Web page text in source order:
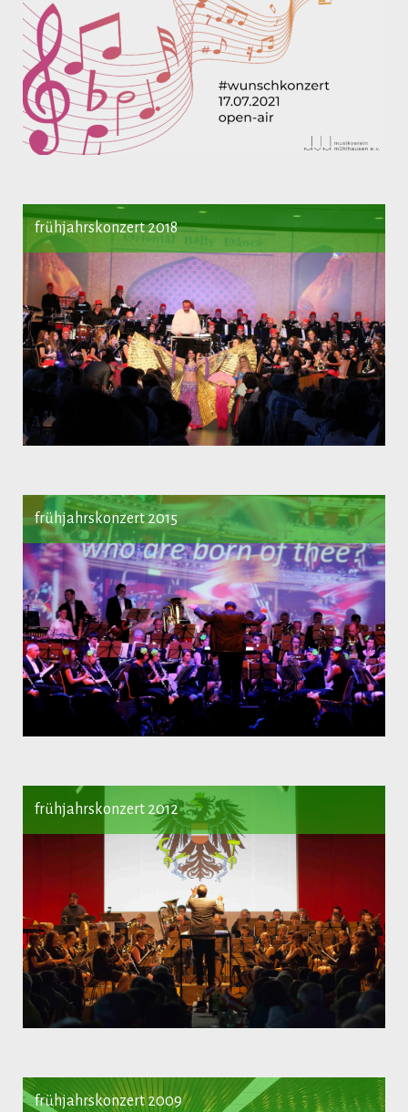
frühjahrskonzert 2018
frühjahrskonzert 2015
frühjahrskonzert 2012
frühjahrskonzert 2009